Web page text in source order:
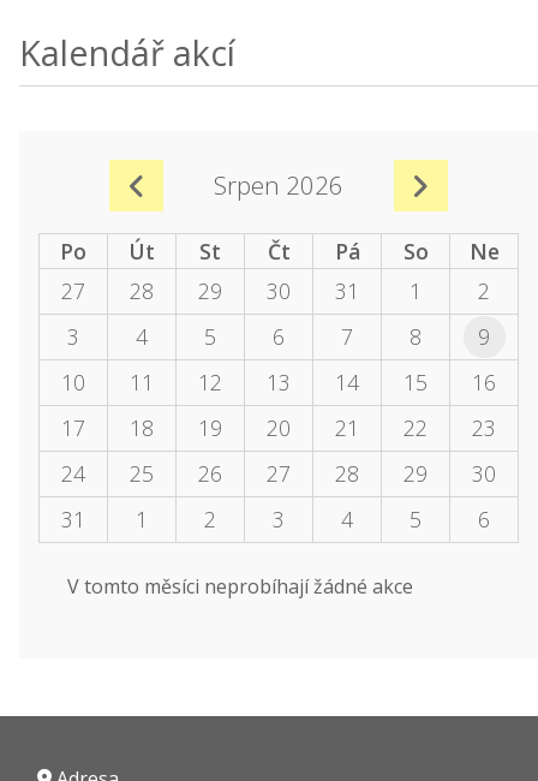
Kalendář akcí
Srpen 2026
Po Út St Čt Pá So
Ne
27
28 29 30 31 1
2
3
4 5 6 7 8
9
10
11 12 13 14 15
16
17
18 19 20 21 22
23
24
25 26 27 28 29
30
31
1 2 3 4 5 6
V tomto měsíci neprobíhají žádné akce